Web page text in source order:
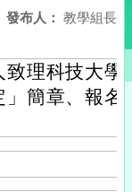
發布人： 教學組長
理科技大學
簡章、報